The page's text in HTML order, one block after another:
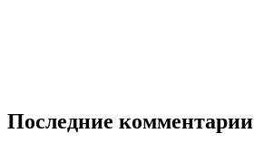
Последние комментарии